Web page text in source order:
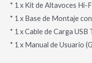
* 1 x Kit de Altavoces Hi-
* 1 x Base de Montaje
* 1 x Cable de Carga USB
* 1 x Manual de Usuario